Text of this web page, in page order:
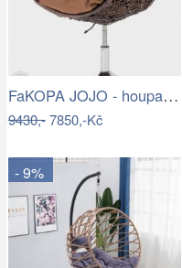
FaKOPA JOJO - houpací křeslo z ratanu…
9430,-7850,-Kč
- 9%